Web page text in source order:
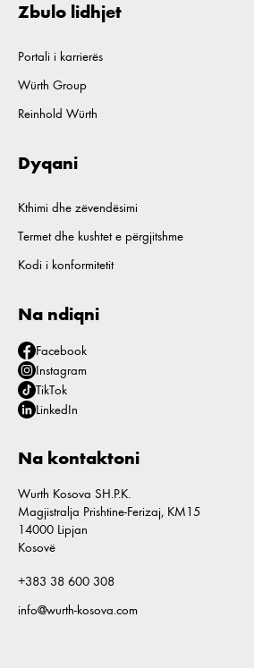
Zbulo lidhjet
Portali i karrierës
Würth Group
Reinhold Würth
Dyqani
Kthimi dhe zëvendësimi
Termet dhe kushtet e përgjitshme
Kodi i konformitetit
Na ndiqni
Facebook
Instagram
TikTok
LinkedIn
Na kontaktoni
Wurth Kosova SH.P.K.
Magjistralja Prishtine-Ferizaj, KM15
14000 Lipjan
Kosovë
+383 38 600 308
info@wurth-kosova.com